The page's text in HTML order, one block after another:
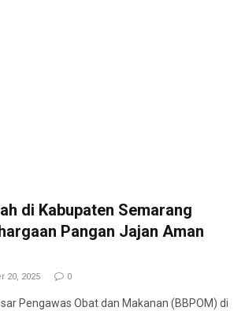
di Kabupaten Semarang
Pangan Jajan Aman
20, 2025 0
Pengawas Obat dan Makanan (BBPOM) di